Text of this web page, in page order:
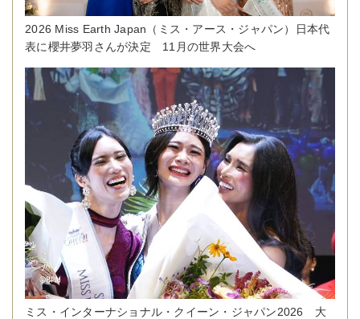
2026 Miss Earth Japan（ミス・アース・ジャパン）日本代
表に櫻井夢羽さんが決定 11月の世界大会へ
ミス・インターナショナル・クイーン・ジャパン2026 大